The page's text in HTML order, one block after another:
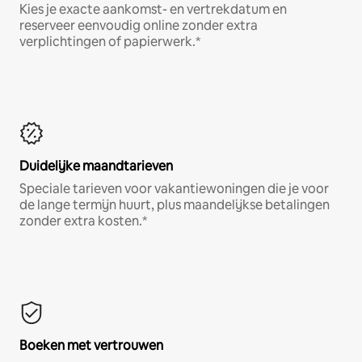
Kies je exacte aankomst- en vertrekdatum en
reserveer eenvoudig online zonder extra
verplichtingen of papierwerk.*
Duidelijke maandtarieven
Speciale tarieven voor vakantiewoningen die je voor
de lange termijn huurt, plus maandelijkse betalingen
zonder extra kosten.*
Boeken met vertrouwen